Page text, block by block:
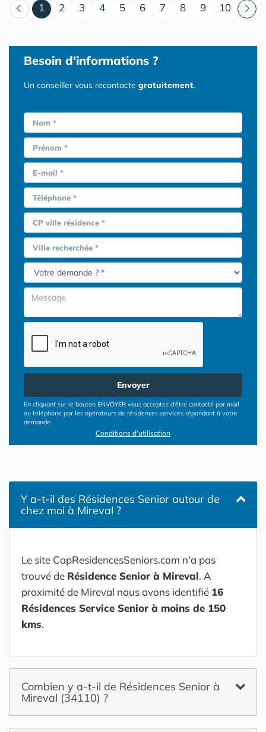
1 (courant)
2 3 4 5 6 7 8 9 10
Besoin d'informations ?
Un conseiller vous recontacte gratuitement.
Nom *
Prénom *
E-mail *
Téléphone *
CP ville résidence *
Ville recherchée *
Envoyer
En cliquant sur le bouton ENVOYER vous acceptez d’être contacté par mail
ou téléphone par les opérateurs de résidences services répondant à votre
demande
Conditions d'utilisation
Y a-t-il des Résidences Senior autour de
chez moi à Mireval ?
Le site CapResidencesSeniors.com n'a pas
trouvé de Résidence Senior à Mireval. A
proximité de Mireval nous avons identifié 16
Résidences Service Senior à moins de 150
kms.
Combien y a-t-il de Résidences Senior à
Mireval (34110) ?